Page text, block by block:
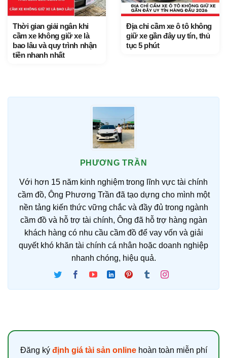
Thời gian giải ngân khi
cầm xe không giữ xe là
bao lâu và quy trình nhận
tiền nhanh nhất
Địa chỉ cầm xe ô tô không
giữ xe gần đây uy tín, thủ
tục 5 phút
PHƯƠNG TRẦN
Với hơn 15 năm kinh nghiệm trong lĩnh vực tài chính
cầm đồ, Ông Phương Trần đã tạo dựng cho mình một
nền tảng kiến thức vững chắc và đầy đủ trong ngành
cầm đồ và hỗ trợ tài chính, Ông đã hỗ trợ hàng ngàn
khách hàng có nhu cầu cầm đồ để vay vốn và giải
quyết khó khăn tài chính cá nhân hoặc doanh nghiệp
nhanh chóng, hiệu quả.
Đăng ký định giá tài sản onlinehoàn toàn miễn phí